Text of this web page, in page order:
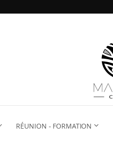
RÉUNION - FORMATION